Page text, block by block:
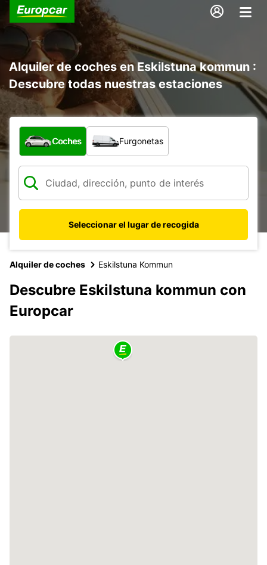
Alquiler de coches en Eskilstuna kommun :
Descubre todas nuestras estaciones
¿Qué tipo de vehículo?
Coches Furgonetas
Seleccionar el lugar de recogida
Alquiler de coches Eskilstuna Kommun
Descubre Eskilstuna kommun con
Europcar